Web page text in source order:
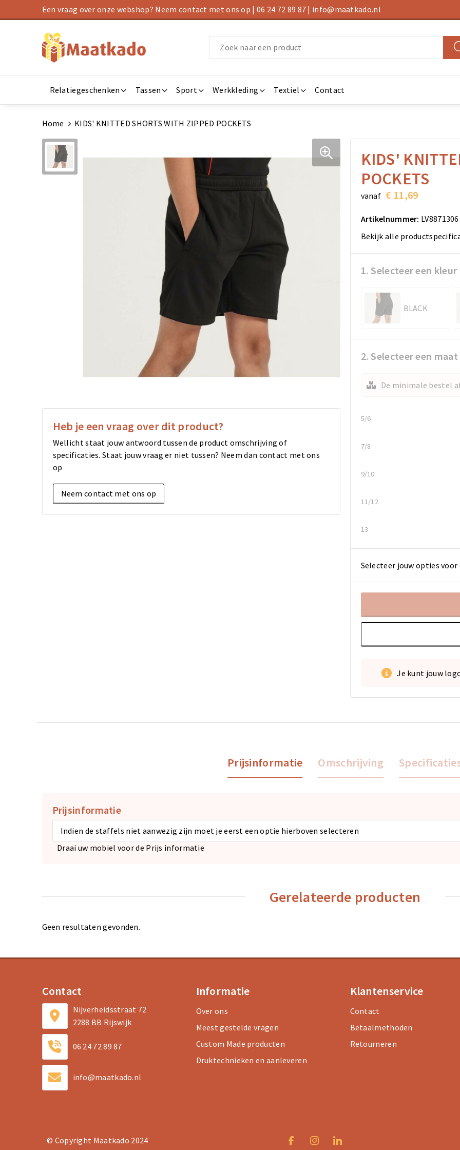
Een vraag over onze webshop? Neem contact met ons op | 06 24 72 89 87 | info@maatkado.nl
Relatiegeschenken Tassen Sport Werkkleding Textiel Contact
Home KIDS' KNITTED SHORTS WITH ZIPPED POCKETS
Heb je een vraag over dit product?
Wellicht staat jouw antwoord tussen de product omschrijving of
specificaties. Staat jouw vraag er niet tussen? Neem dan contact met ons
op
Neem contact met ons op
KIDS'
POCKETS
vanaf € 11,69
Artikelnummer: LV8871306
Bekijk alle
1. Selecteer een kleur
BLACK
2. Selecteer een maat
De minimale bestel
5/6
7/8
9/10
11/12
13
Selecteer jouw opties voor
Je kunt jouw
Prijsinformatie Omschrijving
Prijsinformatie
Indien de staffels niet aanwezig zijn moet je eerst een optie hierboven selecteren
Draai uw mobiel voor de Prijs informatie
Gerelateerde producten
Geen resultaten gevonden.
Contact
Nijverheidsstraat 72
2288 BB Rijswijk
06 24 72 89 87
info@maatkado.nl
Informatie
Over ons
Meest gestelde vragen
Custom Made producten
Druktechnieken en aanleveren
Klantenservice
Contact
Betaalmethoden
Retourneren
© Copyright Maatkado 2024